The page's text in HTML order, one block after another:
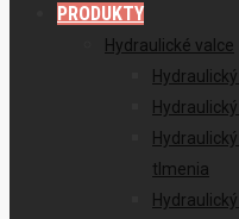
PRODUKTY
Hydraulické valce
tlmenia